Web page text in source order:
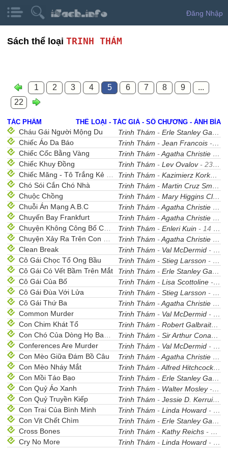
Đăng Nhập
Sách thể loại TRINH THÁM
1 2 3 4 5 6 7 8 9
...
22
TÁC PHẨM THỂ LOẠI - TÁC GIẢ - SỐ CHƯƠNG - ẢNH BÌA
Cháu Gái Người Mộng Du Trinh Thám -Erle Stanley Gardner
Chiếc Áo Da Báo
Trinh Thám -Jean Francois - 1
Chiếc Cốc Bằng Vàng
Trinh Thám -Agatha Christie
Chiếc Khuy Đồng
Trinh Thám -Lev Ovalov- 23
Chiếc Măng - Tô Trắng Kẻ Ô Vuông
Trinh Thám -Kazimierz Korkozowicz
Chó Sói Cắn Chó Nhà
Trinh Thám -Martin Cruz Smith
Chuộc Chồng
Trinh Thám -Mary Higgins Clark
Chuỗi Án Mạng A.B.C
Trinh Thám -Agatha Christie
Chuyến Bay Frankfurt
Trinh Thám -Agatha Christie
Chuyện Không Công Bố Của Sherlock Holmes
Trinh Thám -Enleri Kuin - 14
Chuyện Xảy Ra Trên Con Tàu Tốc Hành Phương Đông
Trinh Thám -Agatha Christie
Clean Break
Trinh Thám - Val McDermid - 26
Cô Gái Chọc Tổ Ong Bầu
Trinh Thám -Stieg Larsson - 32
Cô Gái Có Vết Bầm Trên Mắt
Trinh Thám -Erle Stanley Gardner
Cô Gái Của Bố
Trinh Thám -Lisa Scottoline - 50
Cô Gái Đùa Với Lửa
Trinh Thám -Stieg Larsson - 35
Cô Gái Thứ Ba
Trinh Thám -Agatha Christie
Common Murder
Trinh Thám - Val McDermid - 20
Con Chim Khát Tổ
Trinh Thám -Robert Galbraith (J.k.rowling)
Con Chó Của Dòng Họ Baskerville
Trinh Thám -Sir Arthur Conan Doyle
Conferences Are Murder
Trinh Thám - Val McDermid - 23
Con Mèo Giữa Đám Bồ Câu
Trinh Thám -Agatha Christie
Con Mèo Nháy Mắt
Trinh Thám -Alfred Hitchcock-
Con Mồi Táo Bạo
Trinh Thám -Erle Stanley Gardner
Con Quỷ Áo Xanh
Trinh Thám - Walter Mosley- 8
Con Quỷ Truyền Kiếp
Trinh Thám -Jessie D. Kerruish
Con Trai Của Bình Minh
Trinh Thám -Linda Howard - 28
Con Vịt Chết Chìm
Trinh Thám -Erle Stanley Gardner
Cross Bones
Trinh Thám -Kathy Reichs - 44
Cry No More
Trinh Thám -Linda Howard - 32